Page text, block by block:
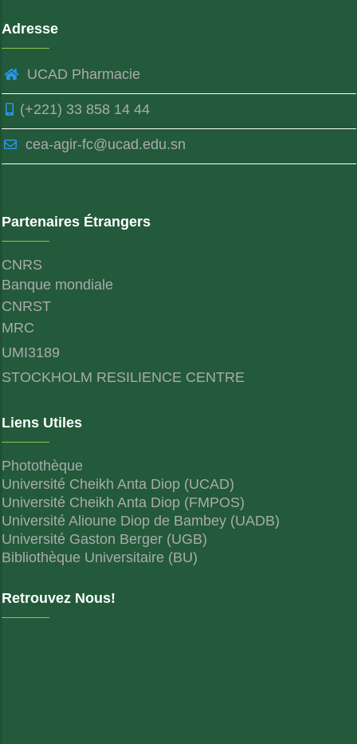
Adresse
UCAD Pharmacie
(+221) 33 858 14 44
cea-agir-fc@ucad.edu.sn
Partenaires Étrangers
CNRS
Banque mondiale
CNRST
MRC
UMI3189
STOCKHOLM RESILIENCE CENTRE
Liens Utiles
Photothèque
Université Cheikh Anta Diop (UCAD)
Université Cheikh Anta Diop (FMPOS)
Université Alioune Diop de Bambey (UADB)
Université Gaston Berger (UGB)
Bibliothèque Universitaire (BU)
Retrouvez Nous!